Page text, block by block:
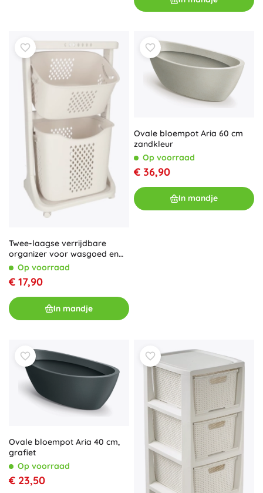
Twee-laagse verrijdbare
organizer voor wasgoed en
speelgoed
Op voorraad
€ 17,90
In mandje
Ovale bloempot Aria 60 cm
zandkleur
Op voorraad
€ 36,90
In mandje
Ovale bloempot Aria 40 cm,
grafiet
Op voorraad
€ 23,50